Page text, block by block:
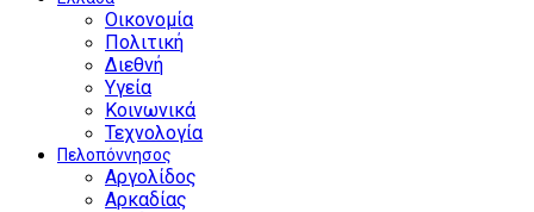
Οικονομία
Πολιτική
Διεθνή
Υγεία
Κοινωνικά
Τεχνολογία
Πελοπόννησος
Αργολίδος
Αρκαδίας